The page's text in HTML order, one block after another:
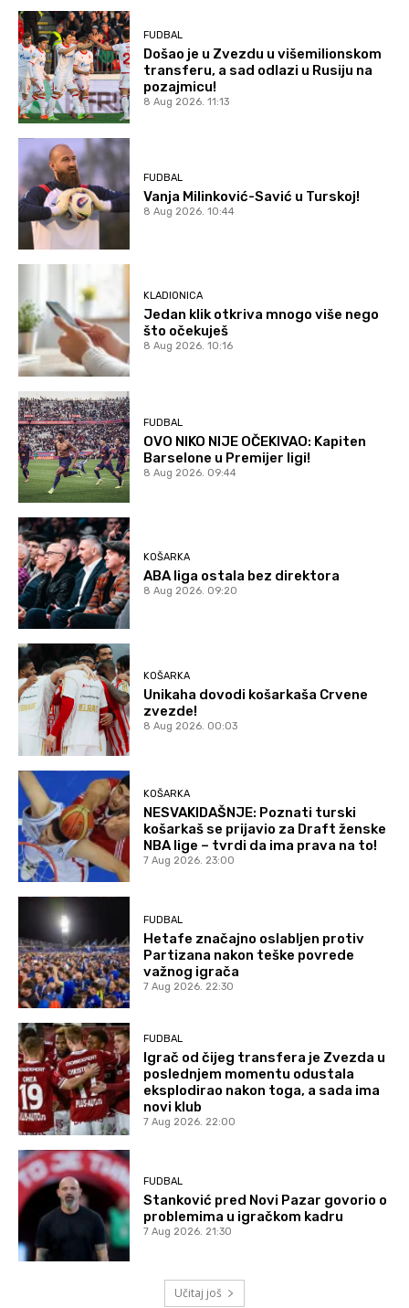
FUDBAL
Došao je u Zvezdu u višemilionskom
transferu, a sad odlazi u Rusiju na
pozajmicu!
8 Aug 2026. 11:13
FUDBAL
Vanja Milinković-Savić u Turskoj!
8 Aug 2026. 10:44
KLADIONICA
Jedan klik otkriva mnogo više nego
što očekuješ
8 Aug 2026. 10:16
FUDBAL
OVO NIKO NIJE OČEKIVAO: Kapiten
Barselone u Premijer ligi!
8 Aug 2026. 09:44
KOŠARKA
ABA liga ostala bez direktora
8 Aug 2026. 09:20
KOŠARKA
Unikaha dovodi košarkaša Crvene
zvezde!
8 Aug 2026. 00:03
KOŠARKA
NESVAKIDAŠNJE: Poznati turski
košarkaš se prijavio za Draft ženske
NBA lige – tvrdi da ima prava na to!
7 Aug 2026. 23:00
FUDBAL
Hetafe značajno oslabljen protiv
Partizana nakon teške povrede
važnog igrača
7 Aug 2026. 22:30
FUDBAL
Igrač od čijeg transfera je Zvezda u
poslednjem momentu odustala
eksplodirao nakon toga, a sada ima
novi klub
7 Aug 2026. 22:00
FUDBAL
Stanković pred Novi Pazar govorio o
problemima u igračkom kadru
7 Aug 2026. 21:30
Učitaj još